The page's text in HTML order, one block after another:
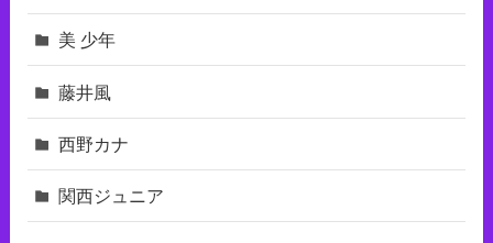
美 少年
藤井風
西野カナ
関西ジュニア